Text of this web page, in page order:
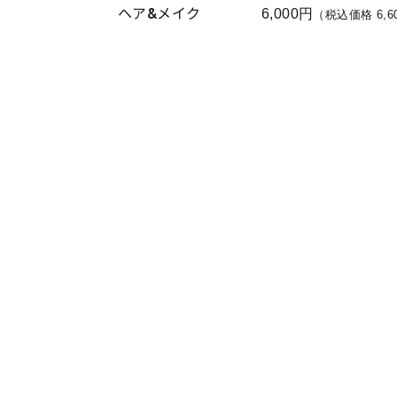
ヘア&メイク 6,000円 （税込価格